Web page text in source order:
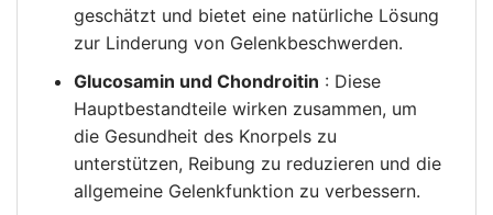
geschätzt und bietet eine natürliche Lösung
zur Linderung von Gelenkbeschwerden.
Glucosamin und Chondroitin : Diese
Hauptbestandteile wirken zusammen, um
die Gesundheit des Knorpels zu
unterstützen, Reibung zu reduzieren und die
allgemeine Gelenkfunktion zu verbessern.